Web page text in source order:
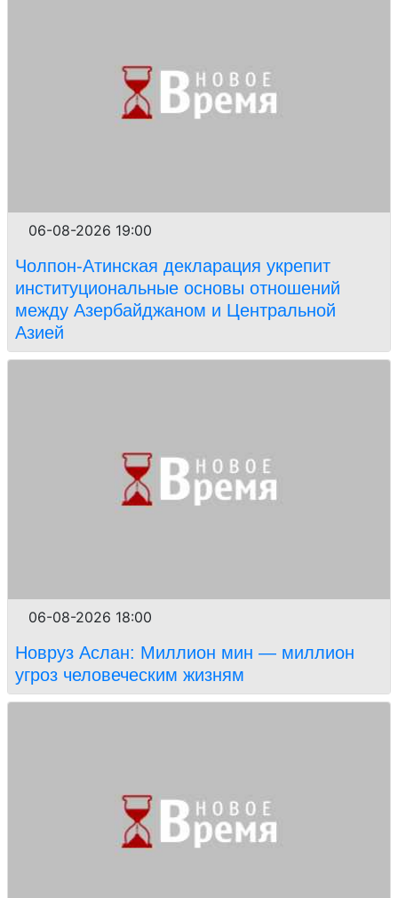
06-08-2026 19:00
Чолпон-Атинская декларация укрепит
институциональные основы отношений
между Азербайджаном и Центральной
Азией
06-08-2026 18:00
Новруз Аслан: Миллион мин — миллион
угроз человеческим жизням